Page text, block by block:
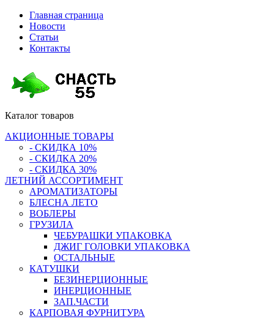
Главная страница
Новости
Статьи
Контакты
Каталог товаров
АКЦИОННЫЕ ТОВАРЫ
- СКИДКА 10%
- СКИДКА 20%
- СКИДКА 30%
ЛЕТНИЙ АССОРТИМЕНТ
АРОМАТИЗАТОРЫ
БЛЕСНА ЛЕТО
ВОБЛЕРЫ
ГРУЗИЛА
ЧЕБУРАШКИ УПАКОВКА
ДЖИГ ГОЛОВКИ УПАКОВКА
ОСТАЛЬНЫЕ
КАТУШКИ
БЕЗИНЕРЦИОННЫЕ
ИНЕРЦИОННЫЕ
ЗАП.ЧАСТИ
КАРПОВАЯ ФУРНИТУРА